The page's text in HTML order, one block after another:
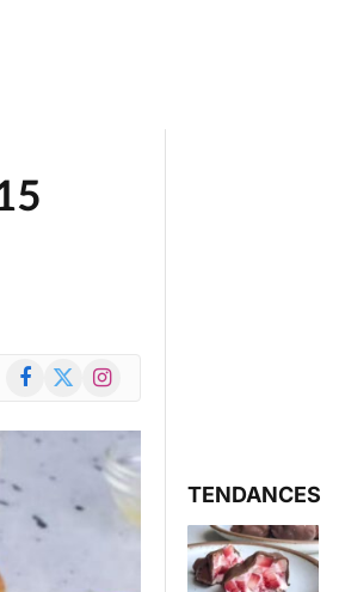
Facebook
X
Instagram
TENDANCES